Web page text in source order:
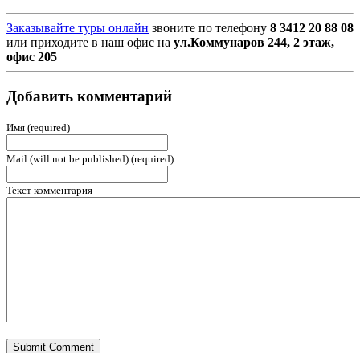
Заказывайте туры онлайн звоните по телефону 8 3412 20 88 08
или приходите в наш офис на ул.Коммунаров 244, 2 этаж,
офис 205
Добавить комментарий
Имя (required)
Mail (will not be published) (required)
Текст комментария